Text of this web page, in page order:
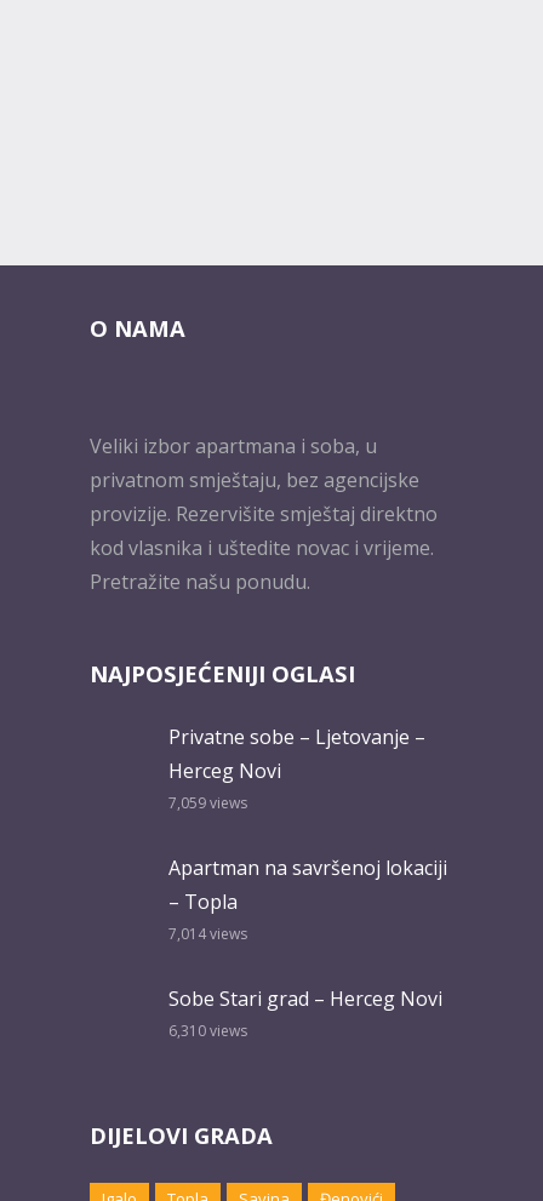
O NAMA
Veliki izbor apartmana i soba, u
privatnom smještaju, bez agencijske
provizije. Rezervišite smještaj direktno
kod vlasnika i uštedite novac i vrijeme.
Pretražite našu ponudu.
NAJPOSJEĆENIJI OGLASI
Privatne sobe – Ljetovanje –
Herceg Novi
7,059views
Apartman na savršenoj lokaciji
– Topla
7,014views
Sobe Stari grad – Herceg Novi
6,310views
DIJELOVI GRADA